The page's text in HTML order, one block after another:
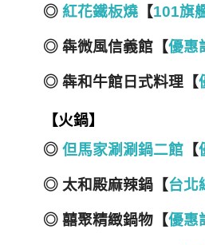
◎ 紅花鐵板燒 【101旗
◎ 犇微風信義館【優惠
◎ 犇和牛館日式料理【
【火鍋】
◎ 但馬家涮涮鍋二館 【
◎ 太和殿麻辣鍋【台北
◎ 囍聚精緻鍋物【優惠